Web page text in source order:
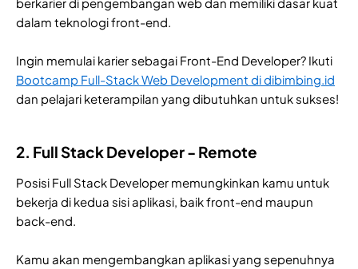
dalam teknologi front-end.
Ingin memulai karier sebagai Front-End Developer? Ikuti
Bootcamp Full-Stack Web Development di dibimbing.id
dan pelajari keterampilan yang dibutuhkan untuk sukses!
2. Full Stack Developer - Remote
Posisi Full Stack Developer memungkinkan kamu untuk
bekerja di kedua sisi aplikasi, baik front-end maupun
back-end.
Kamu akan mengembangkan aplikasi yang sepenuhnya